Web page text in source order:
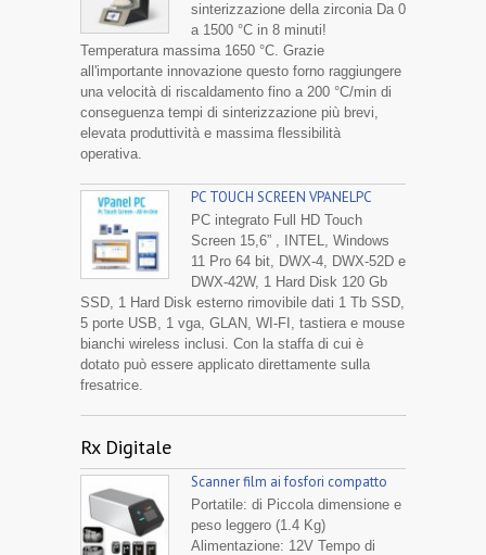
sinterizzazione della zirconia Da 0
a 1500 °C in 8 minuti!
Temperatura massima 1650 °C. Grazie
all'importante innovazione questo forno raggiungere
una velocità di riscaldamento fino a 200 °C/min di
conseguenza tempi di sinterizzazione più brevi,
elevata produttività e massima flessibilità
operativa.
PC TOUCH SCREEN VPANELPC
PC integrato Full HD Touch
Screen 15,6” , INTEL, Windows
11 Pro 64 bit, DWX-4, DWX-52D e
DWX-42W, 1 Hard Disk 120 Gb
SSD, 1 Hard Disk esterno rimovibile dati 1 Tb SSD,
5 porte USB, 1 vga, GLAN, WI-FI, tastiera e mouse
bianchi wireless inclusi. Con la staffa di cui è
dotato può essere applicato direttamente sulla
fresatrice.
Rx Digitale
Scanner film ai fosfori compatto
Portatile: di Piccola dimensione e
peso leggero (1.4 Kg)
Alimentazione: 12V Tempo di